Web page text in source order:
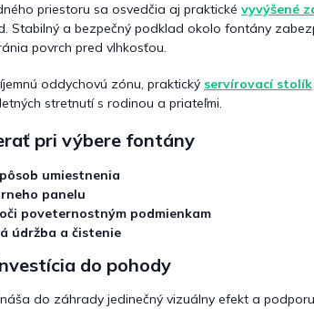
priestoru sa osvedčia aj praktické vyvýšené
Stabilný a bezpečný podklad okolo fontány
povrch pred vlhkosťou.
oddychovú zónu, praktický servírovací stolík
stretnutí s rodinou a priateľmi.
pri výbere fontány
umiestnenia
panelu
poveternostným podmienkam
údržba a čistenie
do pohody
do záhrady jedinečný vizuálny efekt a